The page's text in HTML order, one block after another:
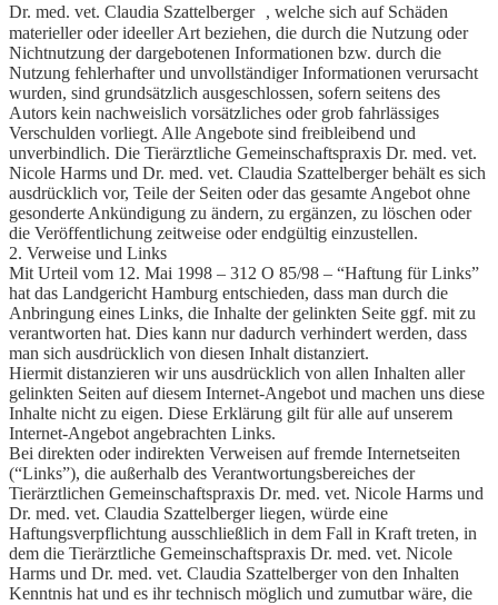
Dr. med. vet. Claudia Szattelberger , welche sich auf Schäden
materieller oder ideeller Art beziehen, die durch die Nutzung oder
Nichtnutzung der dargebotenen Informationen bzw. durch die
Nutzung fehlerhafter und unvollständiger Informationen verursacht
wurden, sind grundsätzlich ausgeschlossen, sofern seitens des
Autors kein nachweislich vorsätzliches oder grob fahrlässiges
Verschulden vorliegt. Alle Angebote sind freibleibend und
unverbindlich. Die Tierärztliche Gemeinschaftspraxis Dr. med. vet.
Nicole Harms und Dr. med. vet. Claudia Szattelberger behält es sich
ausdrücklich vor, Teile der Seiten oder das gesamte Angebot ohne
gesonderte Ankündigung zu ändern, zu ergänzen, zu löschen oder
die Veröffentlichung zeitweise oder endgültig einzustellen.
2. Verweise und Links
Mit Urteil vom 12. Mai 1998 – 312 O 85/98 – “Haftung für Links”
hat das Landgericht Hamburg entschieden, dass man durch die
Anbringung eines Links, die Inhalte der gelinkten Seite ggf. mit zu
verantworten hat. Dies kann nur dadurch verhindert werden, dass
man sich ausdrücklich von diesen Inhalt distanziert.
Hiermit distanzieren wir uns ausdrücklich von allen Inhalten aller
gelinkten Seiten auf diesem Internet-Angebot und machen uns diese
Inhalte nicht zu eigen. Diese Erklärung gilt für alle auf unserem
Internet-Angebot angebrachten Links.
Bei direkten oder indirekten Verweisen auf fremde Internetseiten
(“Links”), die außerhalb des Verantwortungsbereiches der
Tierärztlichen Gemeinschaftspraxis Dr. med. vet. Nicole Harms und
Dr. med. vet. Claudia Szattelberger liegen, würde eine
Haftungsverpflichtung ausschließlich in dem Fall in Kraft treten, in
dem die Tierärztliche Gemeinschaftspraxis Dr. med. vet. Nicole
Harms und Dr. med. vet. Claudia Szattelberger von den Inhalten
Kenntnis hat und es ihr technisch möglich und zumutbar wäre, die